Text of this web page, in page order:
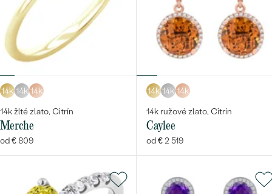
14k 14k 14k
14k žlté zlato, Citrín
Merche
od € 809
14k 14k 14k
14k ružové zlato, Citrín
Caylee
od € 2 519